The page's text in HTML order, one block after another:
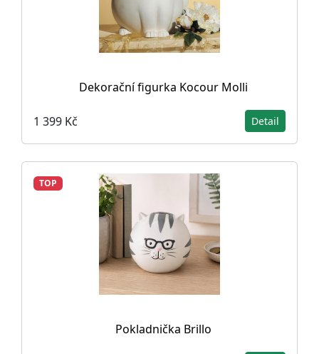
Dekorační figurka Kocour Molli
1 399 Kč Detail
TOP
Pokladnička Brillo